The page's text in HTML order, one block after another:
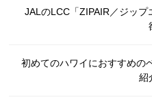
JALのLCC「ZIPAIR／ジッ
初めてのハワイにおすすめの
紹